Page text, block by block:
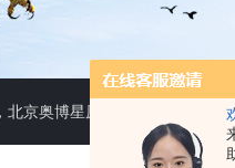
药敏纸条，COPAN运送培养基，即用性平板（血琼脂平板,Baird-Parker琼